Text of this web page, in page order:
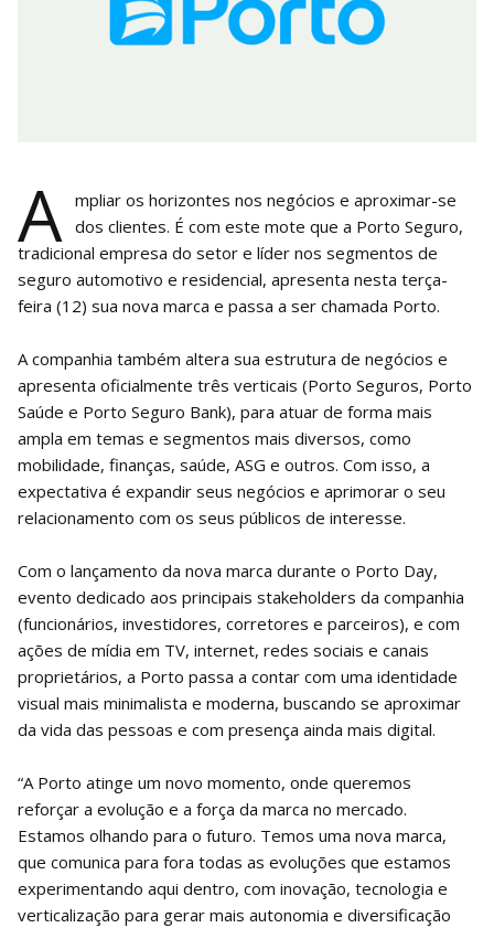
A mpliar os horizontes nos negócios e aproximar-se
dos clientes. É com este mote que a Porto Seguro,
tradicional empresa do setor e líder nos segmentos de
seguro automotivo e residencial, apresenta nesta terça-
feira (12) sua nova marca e passa a ser chamada Porto.
A companhia também altera sua estrutura de negócios e
apresenta oficialmente três verticais (Porto Seguros, Porto
Saúde e Porto Seguro Bank), para atuar de forma mais
ampla em temas e segmentos mais diversos, como
mobilidade, finanças, saúde, ASG e outros. Com isso, a
expectativa é expandir seus negócios e aprimorar o seu
relacionamento com os seus públicos de interesse.
Com o lançamento da nova marca durante o Porto Day,
evento dedicado aos principais stakeholders da companhia
(funcionários, investidores, corretores e parceiros), e com
ações de mídia em TV, internet, redes sociais e canais
proprietários, a Porto passa a contar com uma identidade
visual mais minimalista e moderna, buscando se aproximar
da vida das pessoas e com presença ainda mais digital.
“A Porto atinge um novo momento, onde queremos
reforçar a evolução e a força da marca no mercado.
Estamos olhando para o futuro. Temos uma nova marca,
que comunica para fora todas as evoluções que estamos
experimentando aqui dentro, com inovação, tecnologia e
verticalização para gerar mais autonomia e diversificação